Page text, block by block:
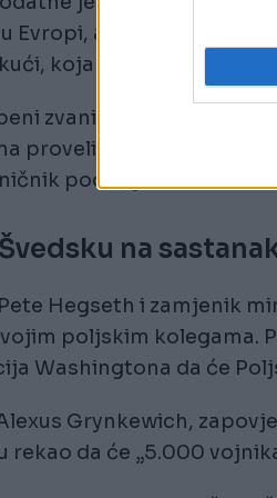
Evropi, ali iz neke druge
koja se nije odmah
zvaničnici izrazili su
proveli smo reagirajući
pod uvjetom
na
Hegseth i zamjenik
poljskim kolegama.
Washingtona da će
Grynkewich,
rekao da će „5.000